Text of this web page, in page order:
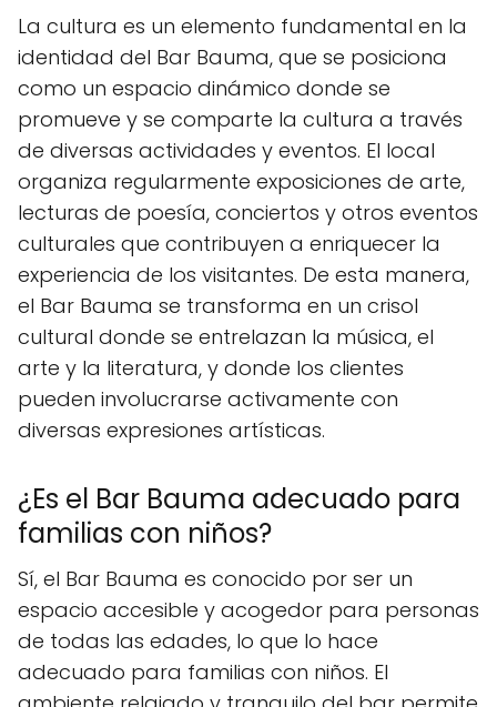
La cultura es un elemento fundamental en la
identidad del Bar Bauma, que se posiciona
como un espacio dinámico donde se
promueve y se comparte la cultura a través
de diversas actividades y eventos. El local
organiza regularmente exposiciones de arte,
lecturas de poesía, conciertos y otros eventos
culturales que contribuyen a enriquecer la
experiencia de los visitantes. De esta manera,
el Bar Bauma se transforma en un crisol
cultural donde se entrelazan la música, el
arte y la literatura, y donde los clientes
pueden involucrarse activamente con
diversas expresiones artísticas.
¿Es el Bar Bauma adecuado para
familias con niños?
Sí, el Bar Bauma es conocido por ser un
espacio accesible y acogedor para personas
de todas las edades, lo que lo hace
adecuado para familias con niños. El